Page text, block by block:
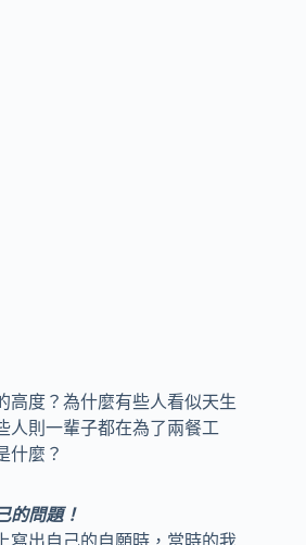
高度？為什麼有些人看似天生
人則一輩子都在為了兩餐工
什麼？
的問題！